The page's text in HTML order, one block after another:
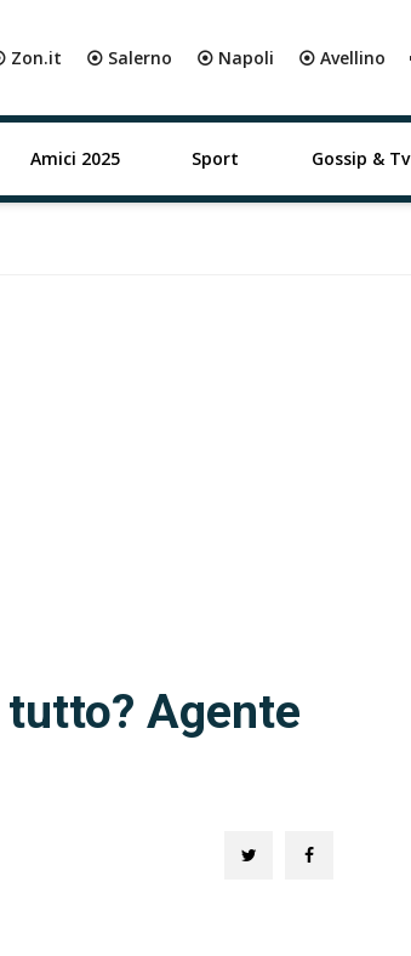
Zon.it ⦿ Salerno ⦿ Napoli ⦿ Avellino
Amici 2025 Sport Gossip & Tv
Agente